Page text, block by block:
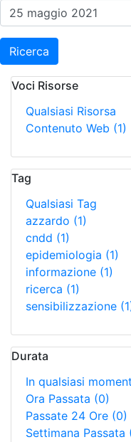
Ricerca
Voci Risorse
Qualsiasi Risorsa
Contenuto Web (1)
Tag
Qualsiasi Tag
azzardo (1)
cndd (1)
epidemiologia (1)
informazione (1)
ricerca (1)
sensibilizzazione
Durata
In qualsiasi
Ora Passata (0)
Passate 24 Ore (0)
Settimana Passata